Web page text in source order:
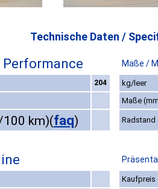
Technische Daten /
Maße /
204
kg/leer
Maße
100 km)(faq) Radstand
Kaufpreis